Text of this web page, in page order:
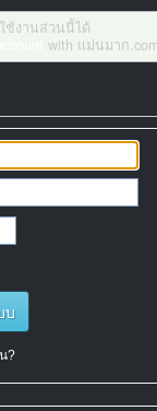
ช้งานส่วนนี้ได้
with แม่นมาก
?